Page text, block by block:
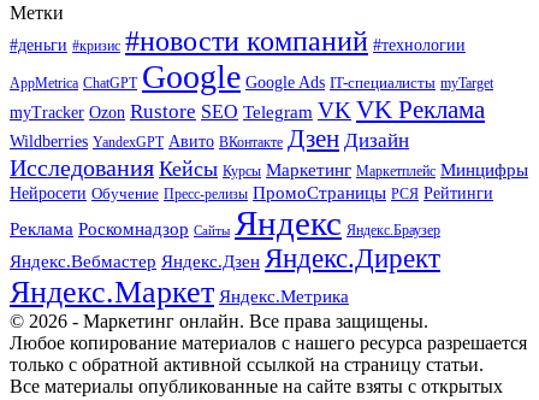
Метки
#деньги #кризис #новости компаний #технологии
AppMetrica ChatGPT Google Google Ads IT-специалисты myTarget
myTracker Ozon Rustore SEO Telegram VK VK Реклама
Wildberries YandexGPT Авито ВКонтакте Дзен Дизайн
Исследования Кейсы Курсы Маркетинг Маркетплейс Минцифры
Нейросети Обучение Пресс-релизы ПромоСтраницы РСЯ Рейтинги
Реклама Роскомнадзор Сайты Яндекс Яндекс.Браузер
Яндекс.Вебмастер Яндекс.Дзен Яндекс.Директ
Яндекс.Маркет Яндекс.Метрика
© 2026 - Маркетинг онлайн. Все права защищены.
Любое копирование материалов с нашего ресурса разрешается
только с обратной активной ссылкой на страницу статьи.
Все материалы опубликованные на сайте взяты с открытых